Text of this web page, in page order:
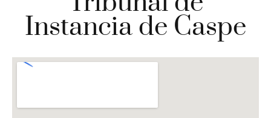
Instancia de Caspe